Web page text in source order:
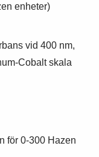
enheter)
vid 400 nm,
Cobalt skala
för 0-300 Hazen